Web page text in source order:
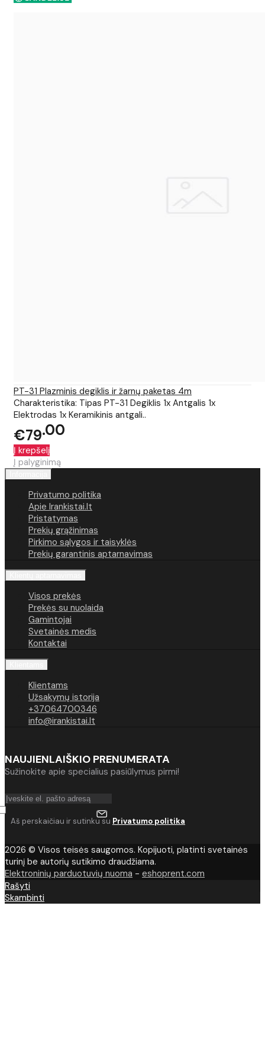
PT-31 Plazminis degiklis ir žarnų paketas 4m
Charakteristika: Tipas PT-31 Degiklis 1x Antgalis 1x
Elektrodas 1x Keramikinis antgali..
€79 00
Į krepšelį
Į palyginimą
Privatumo politika
Apie Irankistai.lt
Pristatymas
Prekių grąžinimas
Pirkimo sąlygos ir taisyklės
Prekių garantinis aptarnavimas
Visos prekės
Prekės su nuolaida
Gamintojai
Svetainės medis
Kontaktai
Klientams
Užsakymų istorija
+37064700346
info@irankistai.lt
NAUJIENLAIŠKIO PRENUMERATA
Sužinokite apie specialius pasiūlymus pirmi!
Aš perskaičiau ir sutinku su Privatumo politika
2026 © Visos teisės saugomos. Kopijuoti, platinti svetainės
turinį be autorių sutikimo draudžiama.
Elektroninių parduotuvių nuoma - eshoprent.com
Rašyti
Skambinti